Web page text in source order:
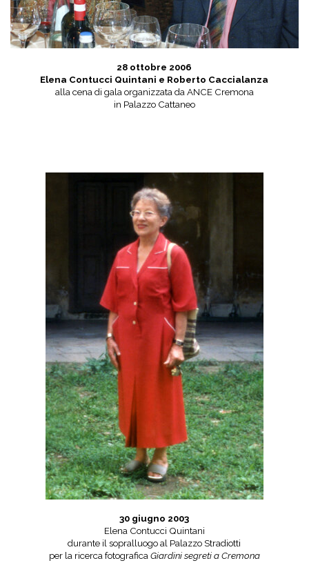
28 ottobre 2006
Elena Contucci Quintani e Roberto Caccialanza
alla cena di gala organizzata da ANCE Cremona
in Palazzo Cattaneo
30 giugno 2003
Elena Contucci Quintani
durante il sopralluogo al Palazzo Stradiotti
per la ricerca fotograficaGiardini segreti a Cremona